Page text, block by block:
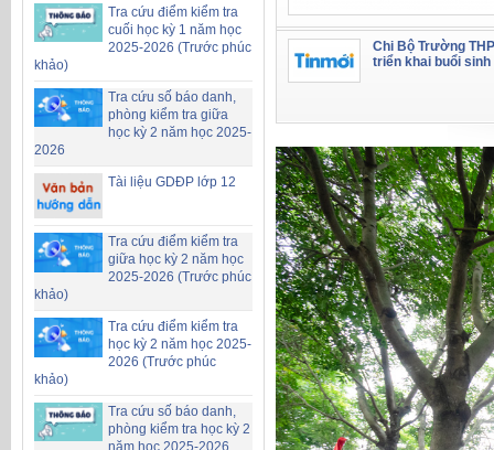
Tra cứu điểm kiểm tra
cuối học kỳ 1 năm học
2025-2026 (Trước phúc
khảo)
Tra cứu số báo danh,
phòng kiểm tra giữa
học kỳ 2 năm học 2025-
2026
Tài liệu GDĐP lớp 12
Tra cứu điểm kiểm tra
giữa học kỳ 2 năm học
2025-2026 (Trước phúc
khảo)
Tra cứu điểm kiểm tra
học kỳ 2 năm học 2025-
2026 (Trước phúc
khảo)
Tra cứu số báo danh,
phòng kiểm tra học kỳ 2
Chi Bộ Trường
triển khai buổi